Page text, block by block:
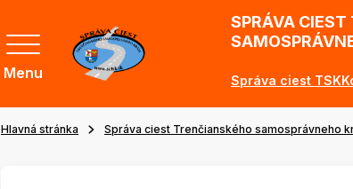
Menu
SPRÁVA
Správa ciest TSK
Hlavná stránka Správa ciest Trenčianského samosprávneho